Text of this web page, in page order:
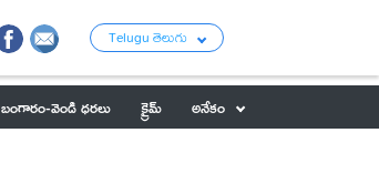
Telugu తెలుగు
బంగారం-వెండి ధరలు క్రైమ్
అనేకం